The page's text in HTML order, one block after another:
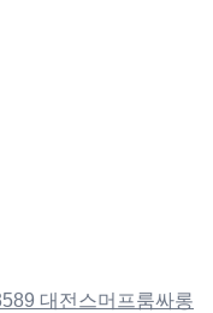
대전스머프룸싸롱